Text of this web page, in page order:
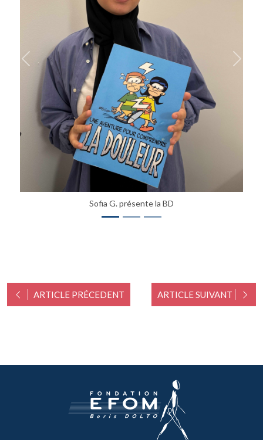
Sofia G. présente la BD
Previous Next
ARTICLE PRÉCEDENT ARTICLE SUIVANT